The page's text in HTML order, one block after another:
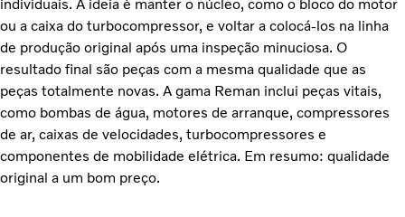
individuais. A ideia é manter o núcleo, como o bloco do motor
ou a caixa do turbocompressor, e voltar a colocá-los na linha
de produção original após uma inspeção minuciosa. O
resultado final são peças com a mesma qualidade que as
peças totalmente novas. A gama Reman inclui peças vitais,
como bombas de água, motores de arranque, compressores
de ar, caixas de velocidades, turbocompressores e
componentes de mobilidade elétrica. Em resumo: qualidade
original a um bom preço.